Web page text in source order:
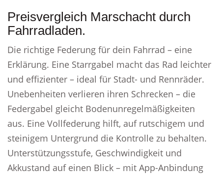
Preisvergleich Marschacht durch
Fahrradladen.
Die richtige Federung für dein Fahrrad – eine
Erklärung. Eine Starrgabel macht das Rad leichter
und effizienter – ideal für Stadt- und Rennräder.
Unebenheiten verlieren ihren Schrecken – die
Federgabel gleicht Bodenunregelmäßigkeiten
aus. Eine Vollfederung hilft, auf rutschigem und
steinigem Untergrund die Kontrolle zu behalten.
Unterstützungsstufe, Geschwindigkeit und
Akkustand auf einen Blick – mit App-Anbindung